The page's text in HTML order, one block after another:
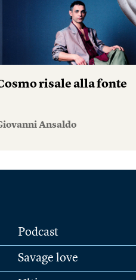
risale alla fonte
Ansaldo
Podcast
Savage love